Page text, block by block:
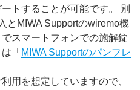
トすることが可能です。 別
とMIWA Supportのwiremo機
スマートフォンでの施解錠
「 MIWA Supportのパンフレ
用を想定していますので、